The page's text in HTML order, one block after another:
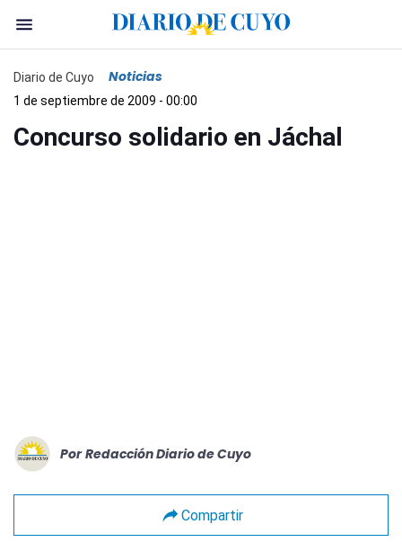
Diario de Cuyo Noticias
1 de septiembre de 2009 - 00:00
Concurso solidario en Jáchal
Por Redacción Diario de Cuyo
Compartir